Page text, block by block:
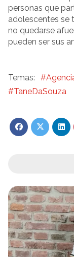
personas que
adolescentes se
no quedarse
pueden ser sus
#TaneDaSouza